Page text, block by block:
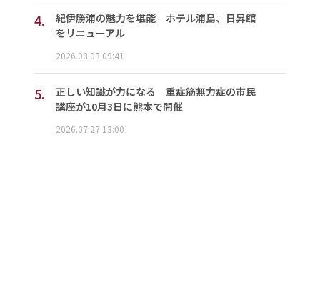
4.
紀伊勝浦の魅力を堪能 ホテル浦島、日昇館
をリニューアル
2026.08.03 09:41
5.
正しい知識が力になる 重症筋無力症の市民
講座が10月3日に熊本で開催
2026.07.27 13:00